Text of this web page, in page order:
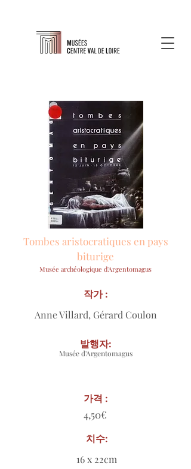
Tombes aristocratiques en pays
biturige
Musée archéologique d'Argentomagus
Anne Villard, Gérard Coulon
작가 :
Musée d'Argentomagus
발행자:
가격 :
4,50€
치수:
16 x 22cm